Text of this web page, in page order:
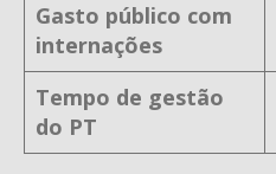
Gasto público com
internações
Tempo de gestão
do PT